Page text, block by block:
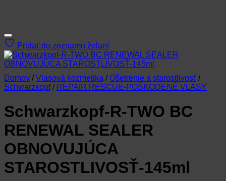
Pridať do zoznamu želaní
Domov / Vlasová kozmetika / Ošetrenie a starostlivosť /
Schwarzkopf / REPAIR RESCUE-POŠKODENÉ VLASY
Schwarzkopf-R-TWO BC
RENEWAL SEALER
OBNOVUJÚCA
STAROSTLIVOSŤ-145ml